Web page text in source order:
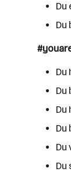
Du
Du
Du
Du
Du
Du
Du